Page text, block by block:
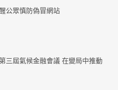
公眾慎防偽冒網站
三屆氣候金融會議 在變局中推動